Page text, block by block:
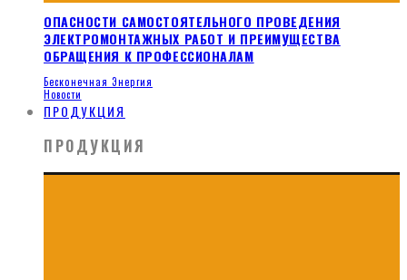
ОПАСНОСТИ САМОСТОЯТЕЛЬНОГО ПРОВЕДЕНИЯ
ЭЛЕКТРОМОНТАЖНЫХ РАБОТ И ПРЕИМУЩЕСТВА
ОБРАЩЕНИЯ К ПРОФЕССИОНАЛАМ
Бесконечная Энергия
Новости
ПРОДУКЦИЯ
ПРОДУКЦИЯ